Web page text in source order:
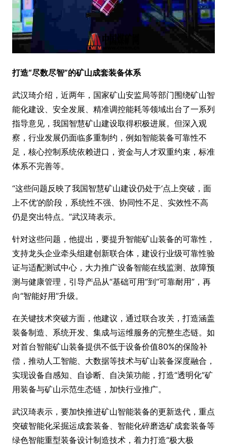
打造“尽数尽智”的矿山成套装备体系
武汉琦介绍，近两年，国家矿山安监局等部门围绕矿山智
能化建设、安全发展、精准调控能耗等领域出台了一系列
指导意见，我国智慧矿山建设取得积极进展。但深入观
察，行业发展仍面临多重制约，例如智能装备可靠性不
足，核心控制系统依赖进口，资金与人才双重约束，标准
体系不完善等。
“这些问题反映了我国智慧矿山建设仍处于‘点上突破，面
上不优’的阶段，系统性不强、协同性不足、实效性不高
仍是突出特点。”武汉琦表示。
针对这些问题，他提出，要提升智能矿山装备的可靠性，
支持龙头企业牵头组建创新联合体，建设行业级可靠性验
证与适配测试中心，大力推广设备智能在线监测、故障预
测与健康管理，引导产品从“基础可用”到“可靠耐用”，再
向“智能好用”升级。
在关键技术突破方面，他建议，通过联合攻关，打造涵盖
装备制造、系统开发、集成与运维服务的完整生态链。如
对首台智能矿山装备提供不低于设备价值80%的保险补
偿，推动人工智能、大数据等技术与矿山装备深度融合，
实现设备自感知、自诊断、自决策功能，打造“透明化”矿
用装备与矿山示范生态链，加快行业推广。
武汉琦表示，要加快推进矿山智能装备的更新迭代，重点
突破智能化采掘运成套装备、智能化碎磨选矿成套装备等
绿色智能重型装备设计制造技术，着力打造“极大极